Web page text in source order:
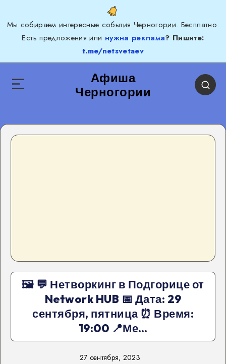
Мы собираем интересные события Черногории. Бесплатно.
Есть предложения или нужна реклама? Пишите:
t.me/netsvetaev
Афиша
Черногории
🖼 💬 Нетворкинг в Подгорице от
Network HUB 📅 Дата: 29
сентября, пятница ⏰ Время:
19:00 📍Ме…
27 сентября, 2023